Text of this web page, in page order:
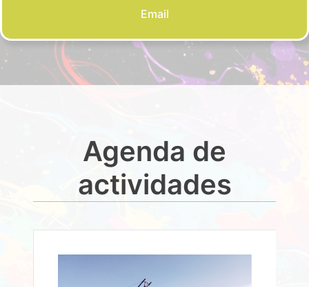
Email
Agenda de
actividades